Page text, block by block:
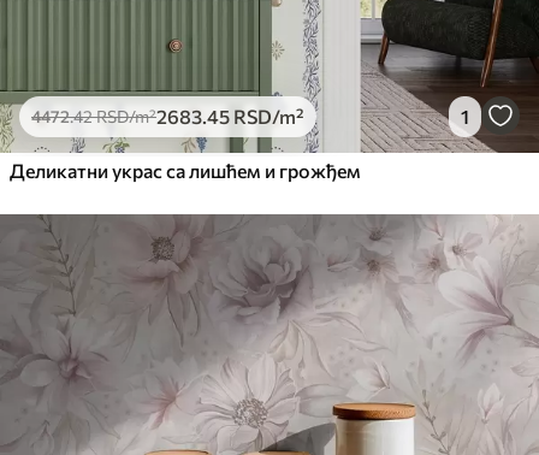
4472.42RSD/m²2683.45 RSD/m² 1
Деликатни украс са лишћем и грожђем